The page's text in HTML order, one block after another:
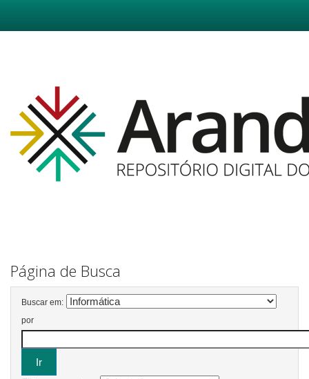
Página de Busca
Buscar em:
por